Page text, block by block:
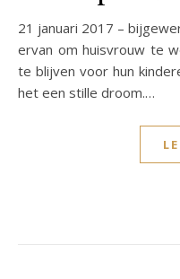
21 januari 2017 – bijgewerkt in 2025 Veel vrouwen dromen
ervan om huisvrouw te
te blijven voor hun
het een stille droom.…